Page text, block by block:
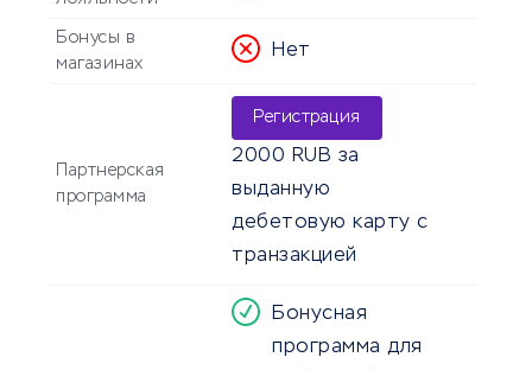
Бонусы в
магазинах
Нет
Партнерская
программа
Регистрация
2000 RUB за
выданную
дебетовую карту с
транзакцией
Бонусная
программа для